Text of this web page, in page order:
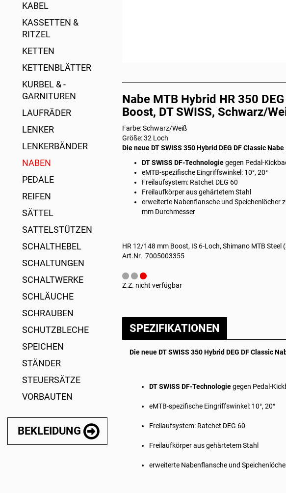
KABEL
KASSETTEN &
RITZEL
KETTEN
KETTENBLÄTTER
KURBEL & -
GARNITUREN
LAUFRÄDER
LENKER
LENKERBÄNDER
NABEN
PEDALE
REIFEN
SÄTTEL
SATTELSTÜTZEN
SCHALTHEBEL
SCHALTUNGEN
SCHALTWERKE
SCHLÄUCHE
SCHRAUBEN
SCHUTZBLECHE
SPEICHEN
STÄNDER
STEUERSÄTZE
VORBAUTEN
BEKLEIDUNG
Nabe MTB Hybrid HR 350
Boost, DT SWISS, Schwarz/
Farbe: Schwarz/Weiß
Größe: 32 Loch
Die neue DT SWISS 350 Hybrid DEG DF Classic Nabe
DT SWISS DF-Technologiegegen Pedal-
eMTB-spezifische Eingriffswinkel: 10°, 20°
Freilaufsystem: Ratchet DEG 60
Freilaufkörper aus gehärtetem Stahl
erweiterte Nabenflansche und Speichenlöcher
mm Durchmesser
HR 12/148 mm Boost, IS 6-Loch, Shimano MTB Steel
Art.Nr. 7005003355
Z.Z. nicht verfügbar
SPEZIFIKATIONEN
Die neue DT SWISS 350 Hybrid DEG DF Classic
DT SWISS DF-Technologiegegen Pedal-
eMTB-spezifische Eingriffswinkel: 10°, 20°
Freilaufsystem: Ratchet DEG 60
Freilaufkörper aus gehärtetem Stahl
erweiterte Nabenflansche und